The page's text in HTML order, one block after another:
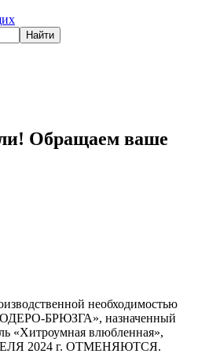
Найти
Обращаем ваше
необходимостью
БРЮЗГА», назначенный
«Хитроумная влюбленная»,
2024 г. ОТМЕНЯЮТСЯ.